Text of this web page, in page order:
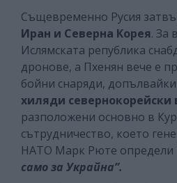
Същевременно Русия
Иран и Северна Корея. За
Ислямската република
дронове, а Пхенян вече е
бойни снаряди,
хиляди севернокорейски
разположени основно в
сътрудничество, което
НАТО Марк Рюте определи
само за Украйна”.